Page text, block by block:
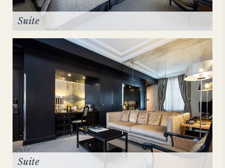
Suite
Suite